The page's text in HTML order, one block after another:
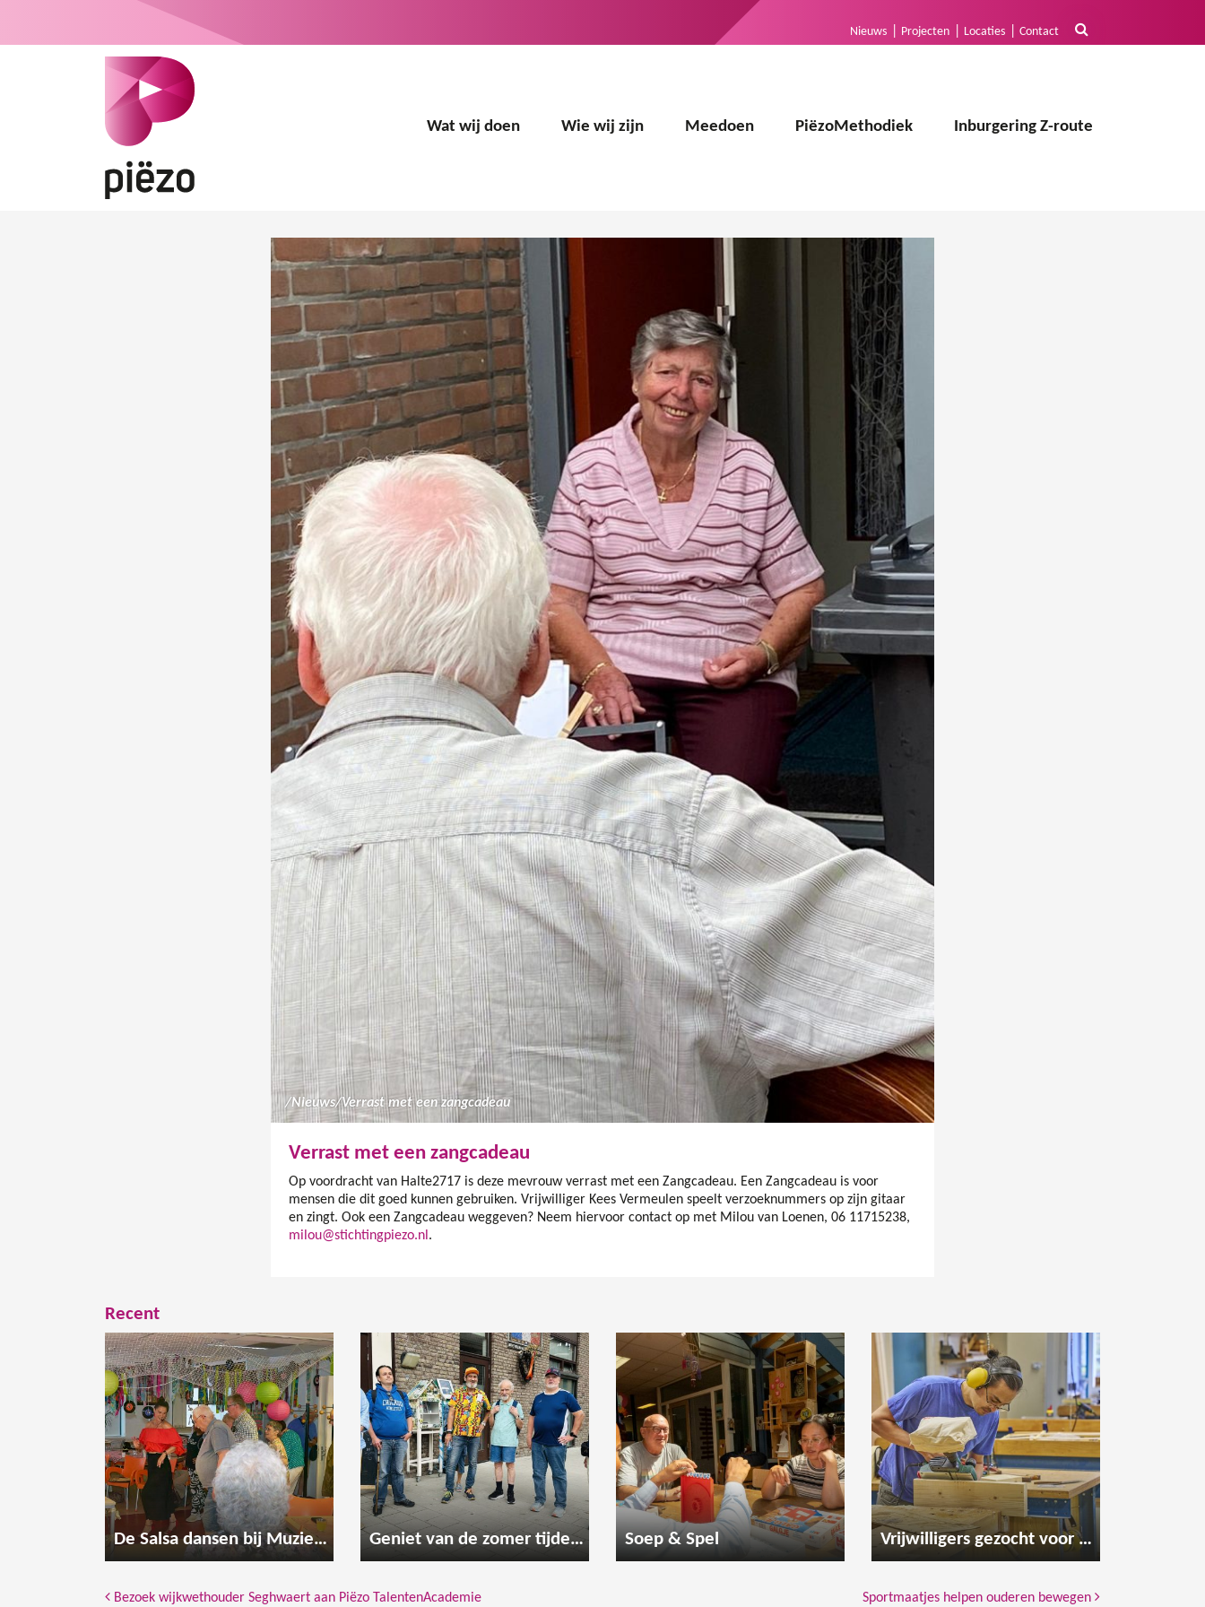
Nieuws Projecten Locaties Contact
Wat wij doen Wie wij zijn Meedoen PiëzoMethodiek Inburgering Z-route
/Nieuws/Verrast met een zangcadeau
Verrast met een zangcadeau
Op voordracht van Halte2717 is deze mevrouw verrast met een Zangcadeau. Een Zangcadeau is voor
mensen die dit goed kunnen gebruiken. Vrijwilliger Kees Vermeulen speelt verzoeknummers op zijn gitaar
en zingt. Ook een Zangcadeau weggeven? Neem hiervoor contact op met Milou van Loenen, 06 11715238,
milou@stichtingpiezo.nl .
Recent
De Salsa dansen bij Muzieksalon Meerzicht Geniet van de zomer tijdens een gezellige wandeling Soep & Spel Vrijwilligers gezocht voor de houtwerkplaats
Bericht Navigatie
Bezoek wijkwethouder Seghwaert aan Piëzo TalentenAcademie Sportmaatjes helpen ouderen bewegen